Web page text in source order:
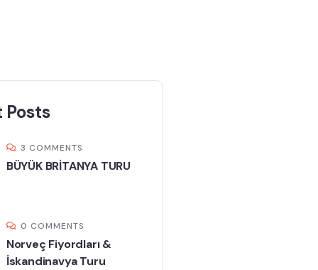
Posts
3 COMMENTS
BÜYÜK BRİTANYA TURU
0 COMMENTS
Norveç Fiyordları &
İskandinavya Turu